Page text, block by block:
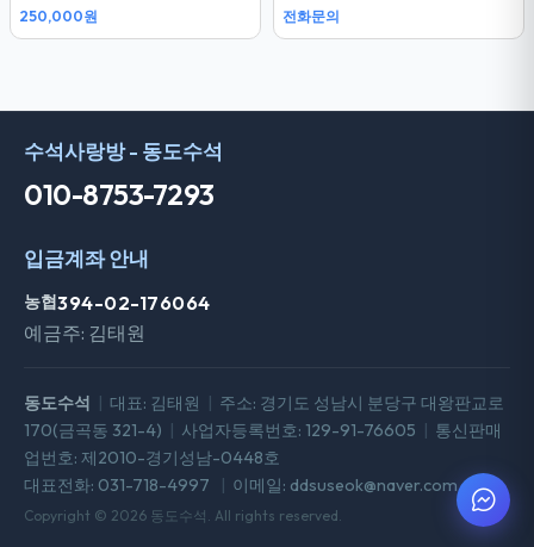
250,000원
전화문의
수석사랑방 - 동도수석
010-8753-7293
입금계좌 안내
농협394-02-176064
예금주: 김태원
동도수석 | 대표: 김태원 | 주소: 경기도 성남시 분당구 대왕판교로
170(금곡동 321-4) | 사업자등록번호: 129-91-76605 | 통신판매
업번호: 제2010-경기성남-0448호
대표전화: 031-718-4997
| 이메일: ddsuseok@naver.com
Copyright © 2026 동도수석. All rights reserved.